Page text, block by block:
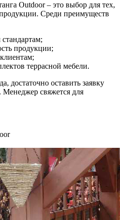
Outdoor – это выбор для тех,
Среди преимуществ
продукции;
террасной мебели.
достаточно оставить заявку
Менеджер свяжется для